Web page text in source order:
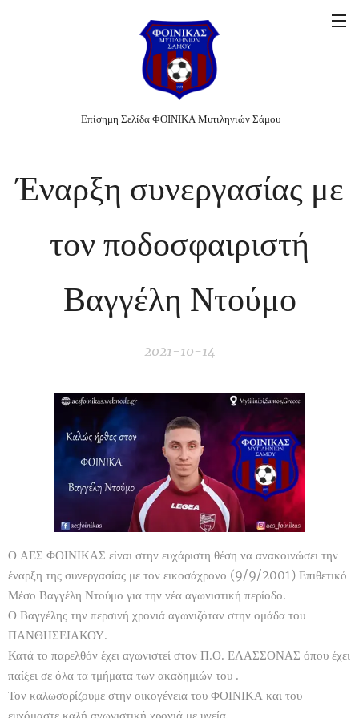
Επίσημη Σελίδα ΦΟΙΝΙΚΑ Μυτιληνιών Σάμου
Έναρξη συνεργασίας με
τον ποδοσφαιριστή
Βαγγέλη Ντούμο
2021-10-14
Ο ΑΕΣ ΦΟΙΝΙΚΑΣ είναι στην ευχάριστη θέση να ανακοινώσει την
έναρξη της συνεργασίας με τον εικοσάχρονο (9/9/2001) Επιθετικό
Μέσο Βαγγέλη Ντούμο για την νέα αγωνιστική περίοδο.
Ο Βαγγέλης την περσινή χρονιά αγωνιζόταν στην ομάδα του
ΠΑΝΘΗΣΕΙΑΚΟΥ.
Κατά το παρελθόν έχει αγωνιστεί στον Π.Ο. ΕΛΑΣΣΟΝΑΣ όπου έχει
παίξει σε όλα τα τμήματα των ακαδημιών του .
Τον καλωσορίζουμε στην οικογένεια του ΦΟΙΝΙΚΑ και του